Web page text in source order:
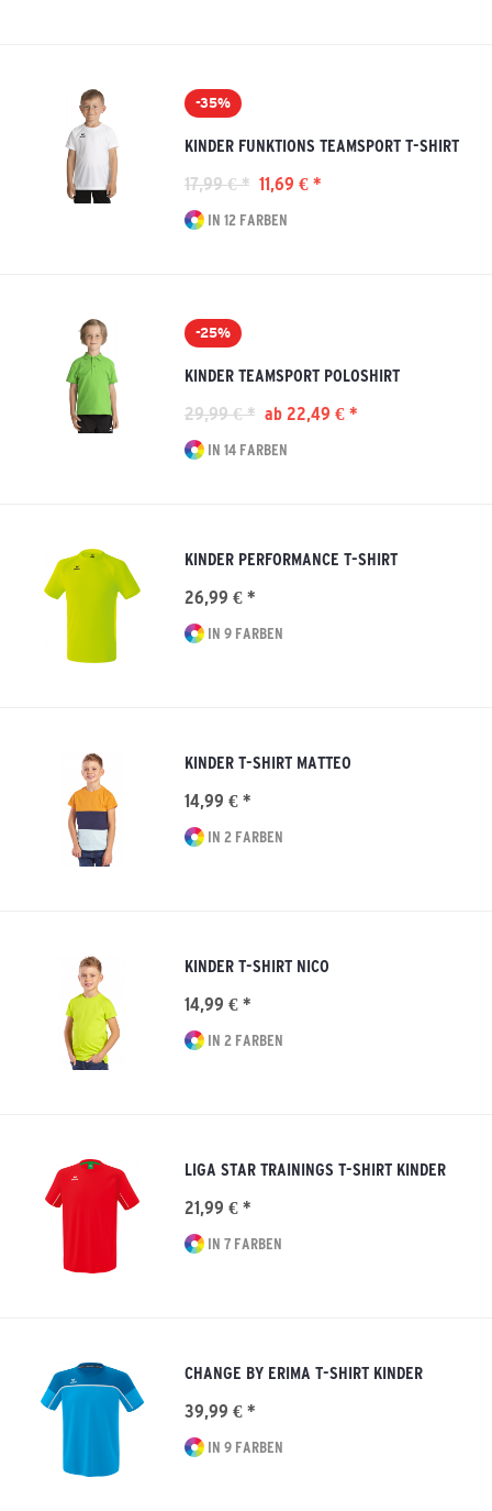
-35%
KINDER FUNKTIONS TEAMSPORT T-SHIRT
17,99 € * 11,69 € *
IN 12 FARBEN
-25%
KINDER TEAMSPORT POLOSHIRT
29,99 € * ab 22,49 € *
IN 14 FARBEN
KINDER PERFORMANCE T-SHIRT
26,99 € *
IN 9 FARBEN
KINDER T-SHIRT MATTEO
14,99 € *
IN 2 FARBEN
KINDER T-SHIRT NICO
14,99 € *
IN 2 FARBEN
LIGA STAR TRAININGS T-SHIRT KINDER
21,99 € *
IN 7 FARBEN
CHANGE BY ERIMA T-SHIRT KINDER
39,99 € *
IN 9 FARBEN